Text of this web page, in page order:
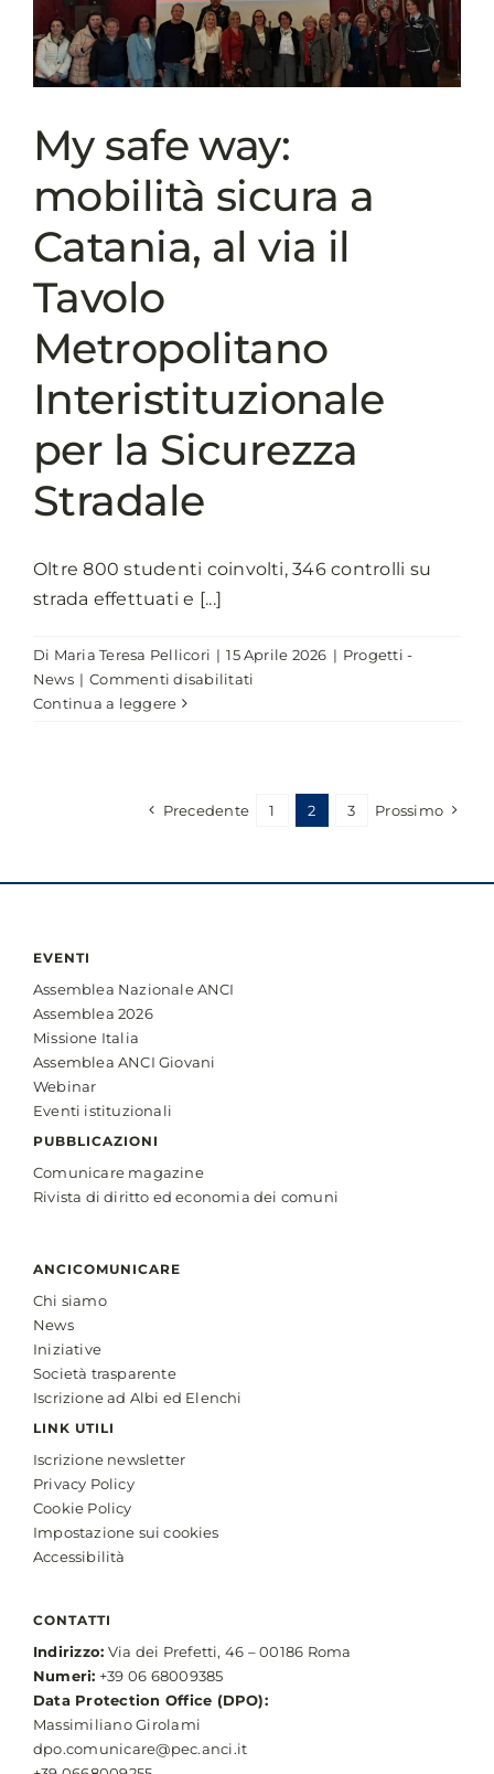
confronto
sul
progetto
FAMI
3
My safe way:
mobilità sicura a
Catania, al via il
Tavolo
Metropolitano
Interistituzionale
per la Sicurezza
Stradale
Oltre 800 studenti coinvolti, 346 controlli su
strada effettuati e [...]
Di Maria Teresa Pellicori | 15 Aprile 2026 | Progetti -
News | Commenti disabilitati
sicura
Continua a leggere
Precedente 1 2 3 Prossimo
EVENTI
Assemblea Nazionale ANCI
Assemblea 2026
Missione Italia
Assemblea ANCI Giovani
Webinar
Eventi istituzionali
PUBBLICAZIONI
Comunicare magazine
Rivista di diritto ed economia dei comuni
ANCICOMUNICARE
Chi siamo
News
Iniziative
Società trasparente
Iscrizione ad Albi ed Elenchi
LINK UTILI
Iscrizione newsletter
Privacy Policy
Cookie Policy
Impostazione sui cookies
Accessibilità
CONTATTI
Indirizzo: Via dei Prefetti, 46 – 00186 Roma
Numeri: +39 06 68009385
Data Protection Office (DPO):
Massimiliano Girolami
dpo.comunicare@pec.anci.it